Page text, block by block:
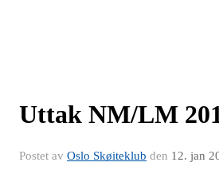
Uttak NM/LM
Postet av Oslo Skøiteklub den 12. jan